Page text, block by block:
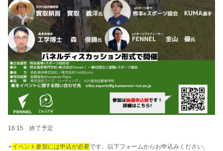
16:15 終了予定
⭐イベント参加には申込が必要です。以下フォームからお申込みください。